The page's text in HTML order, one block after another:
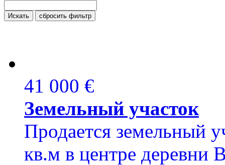
Искать сбросить фильтр
41 000 €
Земельный участок
Продается земельный
кв.м в центре деревни